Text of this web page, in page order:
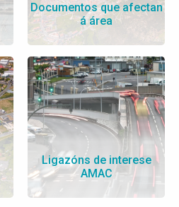
Documentos que afectan
á área
Ligazóns de interese
AMAC